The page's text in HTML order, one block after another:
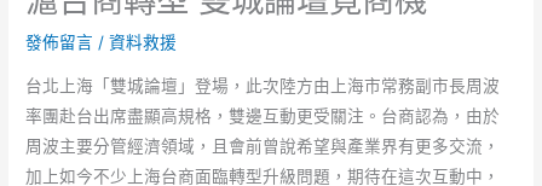
發佈留言 /資料救援
台北上海「雙城論壇」登場，此次陸方由上海市常務副市長周波
率團赴台出席盡顯高規格，雙邊互動更受關注。台商認為，由於
周波主要分管經濟領域，且會前曾說希望與產業界有更多交流，
加上如今不少上海台商面臨轉型升級問題，期待在這次互動中，